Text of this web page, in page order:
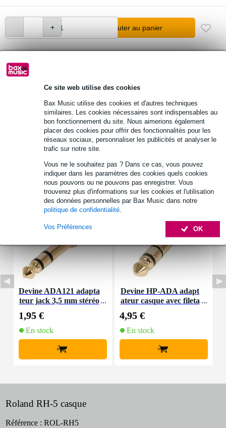
Ce site web utilise des cookies
Bax Music utilise des cookies et d'autres techniques
similaires. Les cookies nécessaires sont indispensables au
bon fonctionnement du site. Nous aimerions également
placer des cookies pour offrir des fonctionnalités pour les
réseaux sociaux, personnaliser les publicités et analyser le
trafic sur notre site.
Vous ne le souhaitez pas ? Dans ce cas, vous pouvez
indiquer dans les paramètres des cookies quels cookies
nous pouvons ou ne pouvons pas enregistrer. Vous
trouverez plus d'informations sur les cookies et l'utilisation
des données personnelles par Bax Music dans notre
politique de confidentialité.
OK
Vos Préférences
Ajouter au panier
Commande passée avant 23:00 = livraison mardi
Informations
Afficher toutes les caractéristiques du produit
Accessoires (9)
Devine ADA121 adapta
teur jack 3,5 mm stéréo
1,95 €
En stock
+
Devine HP-ADA adapt
ateur casque avec fileta
4,95 €
En stock
+
Roland RH-5 casque
Référence : ROL-RH5